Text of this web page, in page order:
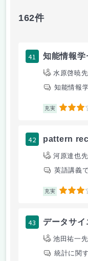
162件
41 知能情報
水原啓暁
知能情報
充実 3
42 pattern
河原達也
英語講義
充実 3
43 データサイ
池田祐一
統計に関